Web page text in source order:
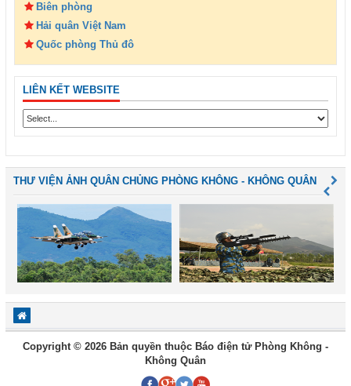
Biên phòng
Hải quân Việt Nam
Quốc phòng Thủ đô
LIÊN KẾT WEBSITE
THƯ VIỆN ẢNH QUÂN CHỦNG PHÒNG KHÔNG - KHÔNG QUÂN
Copyright © 2026 Bản quyền thuộc Báo điện tử Phòng Không -
Không Quân